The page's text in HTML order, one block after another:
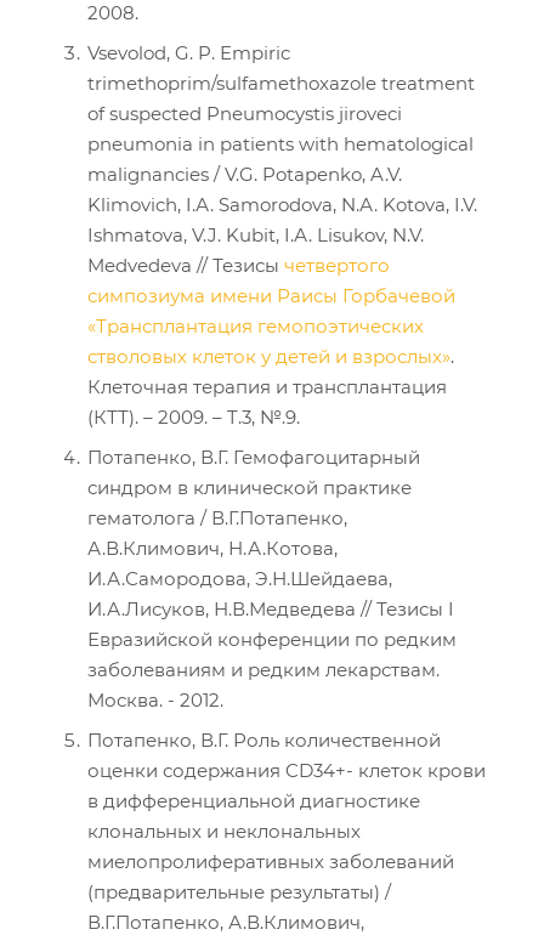
2008.
Vsevolod, G. P. Empiric
trimethoprim/sulfamethoxazole treatment
of suspected Pneumocystis jiroveci
pneumonia in patients with hematological
malignancies / V.G. Potapenko, A.V.
Klimovich, I.А. Samorodova, N.А. Kotova, I.V.
Ishmatova, V.J. Kubit, I.А. Lisukov, N.V.
Medvedeva // Тезисы четвертого
симпозиума имени Раисы Горбачевой
«Трансплантация гемопоэтических
стволовых клеток у детей и взрослых».
Клеточная терапия и трансплантация
(КТТ). – 2009. – T.3, №.9.
Потапенко, В.Г. Гемофагоцитарный
синдром в клинической практике
гематолога / В.Г.Потапенко,
А.В.Климович, Н.А.Котова,
И.А.Самородова, Э.Н.Шейдаева,
И.А.Лисуков, Н.В.Медведева // Тезисы I
Евразийской конференции по редким
заболеваниям и редким лекарствам.
Москва. - 2012.
Потапенко, В.Г. Роль количественной
оценки содержания CD34+- клеток крови
в дифференциальной диагностике
клональных и неклональных
миелопролиферативных заболеваний
(предварительные результаты) /
В.Г.Потапенко, А.В.Климович,